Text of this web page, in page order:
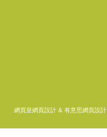
網頁皇網頁設計 & 有意思網頁設計